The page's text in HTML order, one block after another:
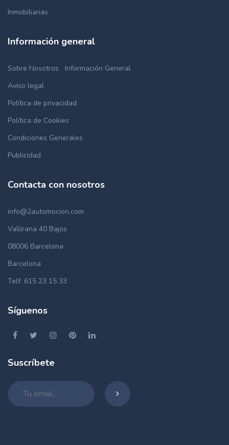
Inmobiliarias
Información general
Sobre Nosotros
Información General
Aviso legal
Política de privacidad
Política de Cookies
Condiciones Generales
Publicidad
Contacta con nosotros
info@2automocion.com
Vallirana 40 Bajos
08006 Barcelona
Barcelona
Telf: 615 23 15 33
Síguenos
Suscríbete